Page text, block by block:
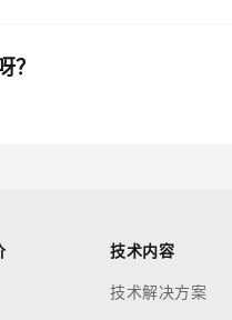
？
技术内容
技术解决方案